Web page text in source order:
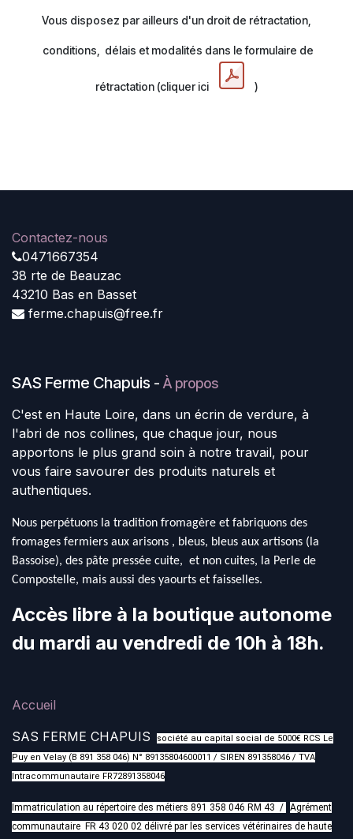
Vous disposez par ailleurs d'un droit de rétractation,
conditions, délais et modalités dans le formulaire de
rétractation (cliquer ici )
Contactez-nous
0471667354
38 rte de Beauzac
43210 Bas en Basset
ferme.chapuis@free.fr
SAS Ferme Chapuis - À propos
C'est en Haute Loire, dans un écrin de verdure, à
l'abri de nos collines, que chaque jour, nous
apportons le plus grand soin à notre travail, pour
vous faire savourer des produits naturels et
authentiques.
Nous perpétuons la tradition fromagère et fabriquons des
fromages fermiers aux arisons , bleus, bleus aux artisons (la
Bassoise), des pâte pressée cuite, et non cuites, la Perle de
Compostelle, mais aussi des yaourts et faisselles.
Accès libre à la boutique autonome
du mardi au vendredi de 10h à 18h.
Accueil
SAS FERME CHAPUIS
société au capital social de 5000€ RCS Le
Puy en Velay (B 891 358 046) N° 89135804600011 / SIREN 891358046 / TVA
Intracommunautaire FR72891358046
Immatriculation au répertoire des métiers 891 358 046 RM 43 / Agrément
communautaire FR 43 020 02 délivré par les services vétérinaires de haute